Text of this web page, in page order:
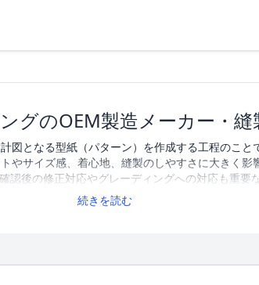
グのOEM製造メーカー・縫
図となる型紙（パターン）を作成する工程のこと
やサイズ感、着心地、縫製のしやすさに大きく影
認後の修正対応やグレーディングへの対応も重要
なアイテムや素材、パターン作成の実績、修正対
とが重要です。アパレルOEM検索では、パターン
続きを読む